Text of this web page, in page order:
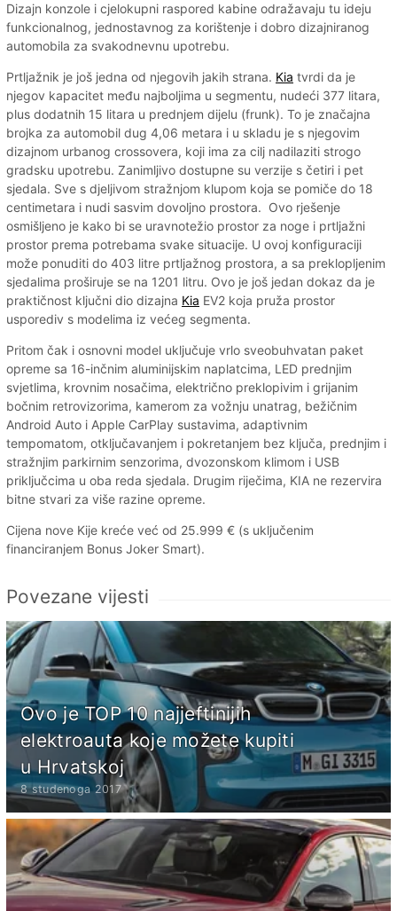
Dizajn konzole i cjelokupni raspored kabine odražavaju tu ideju
funkcionalnog, jednostavnog za korištenje i dobro dizajniranog
automobila za svakodnevnu upotrebu.
Prtljažnik je još jedna od njegovih jakih strana. Kia tvrdi da je
njegov kapacitet među najboljima u segmentu, nudeći 377 litara,
plus dodatnih 15 litara u prednjem dijelu (frunk). To je značajna
brojka za automobil dug 4,06 metara i u skladu je s njegovim
dizajnom urbanog crossovera, koji ima za cilj nadilaziti strogo
gradsku upotrebu. Zanimljivo dostupne su verzije s četiri i pet
sjedala. Sve s djeljivom stražnjom klupom koja se pomiče do 18
centimetara i nudi sasvim dovoljno prostora. Ovo rješenje
osmišljeno je kako bi se uravnotežio prostor za noge i prtljažni
prostor prema potrebama svake situacije. U ovoj konfiguraciji
može ponuditi do 403 litre prtljažnog prostora, a sa preklopljenim
sjedalima proširuje se na 1201 litru. Ovo je još jedan dokaz da je
praktičnost ključni dio dizajna Kia EV2 koja pruža prostor
usporediv s modelima iz većeg segmenta.
Pritom čak i osnovni model uključuje vrlo sveobuhvatan paket
opreme sa 16-inčnim aluminijskim naplatcima, LED prednjim
svjetlima, krovnim nosačima, električno preklopivim i grijanim
bočnim retrovizorima, kamerom za vožnju unatrag, bežičnim
Android Auto i Apple CarPlay sustavima, adaptivnim
tempomatom, otključavanjem i pokretanjem bez ključa, prednjim i
stražnjim parkirnim senzorima, dvozonskom klimom i USB
priključcima u oba reda sjedala. Drugim riječima, KIA ne rezervira
bitne stvari za više razine opreme.
Cijena nove Kije kreće već od 25.999 € (s uključenim
financiranjem Bonus Joker Smart).
Povezane vijesti
Ovo je TOP 10 najjeftinijih
elektroauta koje možete kupiti
u Hrvatskoj
8 studenoga 2017